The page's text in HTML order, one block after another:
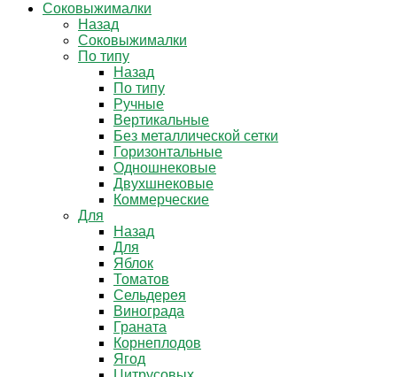
Соковыжималки
Назад
Соковыжималки
По типу
Назад
По типу
Ручные
Вертикальные
Без металлической сетки
Горизонтальные
Одношнековые
Двухшнековые
Коммерческие
Для
Назад
Для
Яблок
Томатов
Cельдерея
Винограда
Граната
Корнеплодов
Ягод